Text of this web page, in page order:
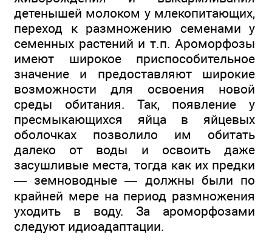
детенышей молоком у млекопитающих,
переход к размножению семенами у
семенных растений и т.п. Ароморфозы
имеют широкое приспособительное
значение и предоставляют широкие
возможности для освоения новой
среды обитания. Так, появление у
пресмыкающихся яйца в яйцевых
оболочках позволило им обитать
далеко от воды и освоить даже
засушливые места, тогда как их предки
— земноводные — должны были по
крайней мере на период размножения
уходить в воду. За ароморфозами
следуют идиоадаптации.